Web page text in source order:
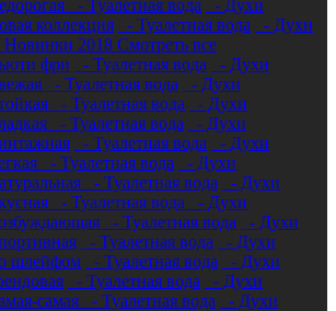
- Туалетная вода
- Духи
коллекция
- Туалетная вода
- Духи
Новинки 2018 Смотреть все
фри
- Туалетная вода
- Духи
- Туалетная вода
- Духи
- Туалетная вода
- Духи
- Туалетная вода
- Духи
- Туалетная вода
- Духи
- Туалетная вода
- Духи
- Туалетная вода
- Духи
- Туалетная вода
- Духи
- Туалетная вода
- Духи
- Туалетная вода
- Духи
шлейфом
- Туалетная вода
- Духи
- Туалетная вода
- Духи
самая
- Туалетная вода
- Духи